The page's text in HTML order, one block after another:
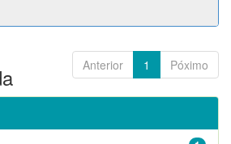
Anterior 1 Póximo